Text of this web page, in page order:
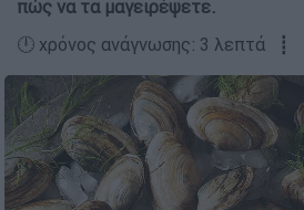
πώς να τα μαγειρέψετε.
🕛 χρόνος ανάγνωσης: 3 λεπτά ┋